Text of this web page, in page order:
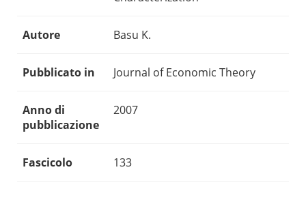
Autore Basu K.
Pubblicato in Journal of Economic Theory
Anno di
pubblicazione
2007
Fascicolo 133